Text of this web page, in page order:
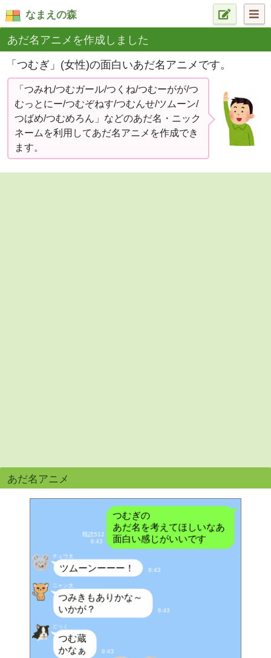
なまえの森
あだ名アニメを作成しました
「つむぎ」(女性)の面白いあだ名アニメです。
「つみれ/つむガール/つくね/つむーがが/つ
むっとにー/つむぞねす/つむんせ/ツムーン/
つばめ/つむめろん」などのあだ名・ニック
ネームを利用してあだ名アニメを作成でき
ます。
あだ名アニメ